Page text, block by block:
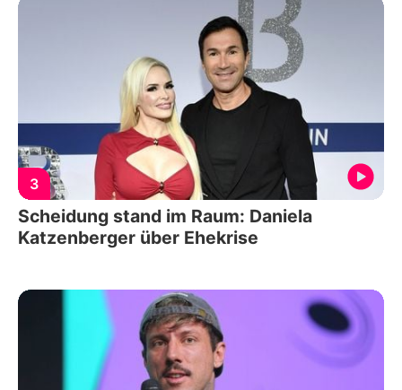
3
Scheidung stand im Raum: Daniela
Katzenberger über Ehekrise